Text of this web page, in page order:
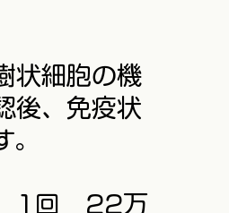
状細胞の機
後、免疫状
。
1回 22万